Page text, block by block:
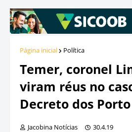
Página inicial Política
Temer, coronel
viram réus no
Decreto dos Porto
Jacobina Notícias 30.4.19